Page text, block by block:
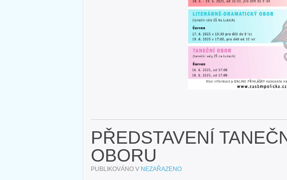
PŘEDSTAVENÍ
OBORU
PUBLIKOVÁNO V NEZAŘAZENO